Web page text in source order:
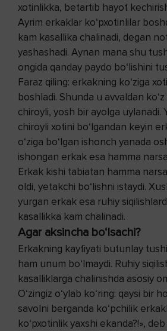
xotinlikka, betartib hayot
Ayrim erkaklar ko‘pxotinlilar
kam kasallika chalinadi, degan
yashashadi. Aynan mana shu
ongida qanday paydo bo‘lishini
Faraz qiling: erkakning ko‘ziga
boshladi. Shunda u avvaldan
chiroyli, yosh bir ayolga uylanadi.
chiroyli xotini bo‘lgandan keyin
o‘ziga bo‘lgan ishonch yanada
ishongan erkak esa hamma
Erkak kishi tabiatan hamma
oldi, yetakchi bo‘lishni istaydi.
yurgan erkak esa ruhiy
kasallikka kam chalinadi.
Agar aksincha bo‘lsachi?
Erkakning kayfiyati butunlay
ham unum bo‘lmaydi. Ruhiy
kasalliklarga chalinishda asosiy
O‘zingiz o‘ylab ko‘ring: qaysi bir
savolni berganda ko‘pchilik
ko‘pxotinlik yaxshi ekanda?!»,